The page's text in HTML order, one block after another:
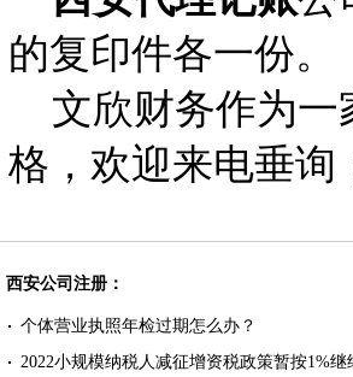
的复印件各一份。
文欣财务作为一
格，欢迎来电垂询
西安公司注册：
个体营业执照年检过期怎么办？
2022小规模纳税人减征增资税政策暂按1%继